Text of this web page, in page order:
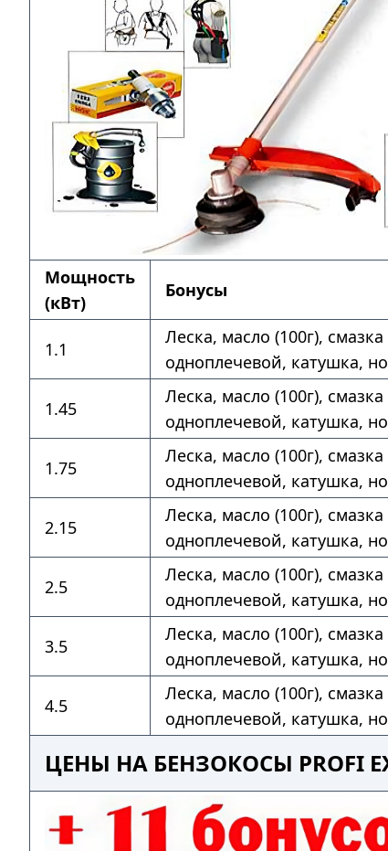
Мощность
(кВт)
Бонусы
1.1
Леска, масло (100г),
одноплечевой, катушка,
1.45
Леска, масло (100г),
одноплечевой, катушка,
1.75
Леска, масло (100г),
одноплечевой, катушка,
2.15
Леска, масло (100г),
одноплечевой, катушка,
2.5
Леска, масло (100г),
одноплечевой, катушка,
3.5
Леска, масло (100г),
одноплечевой, катушка,
4.5
Леска, масло (100г),
одноплечевой, катушка,
ЦЕНЫ НА БЕНЗОКОСЫ PROFI